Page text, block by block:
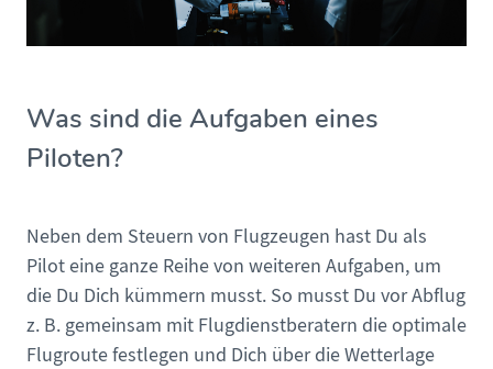
Was sind die Aufgaben eines
Piloten?
Neben dem Steuern von Flugzeugen hast Du als
Pilot eine ganze Reihe von weiteren Aufgaben, um
die Du Dich kümmern musst. So musst Du vor Abflug
z. B. gemeinsam mit Flugdienstberatern die optimale
Flugroute festlegen und Dich über die Wetterlage